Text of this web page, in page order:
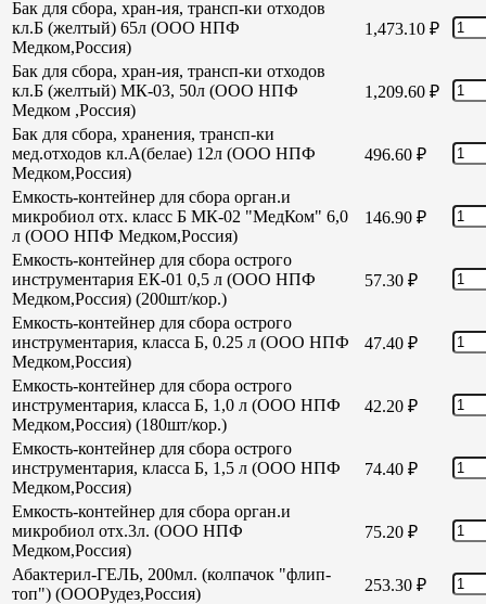
Бак для сбора, хран-ия, трансп-ки отходов
кл.Б (желтый) 65л (ООО НПФ
Медком,Россия)
1,473.10 ₽
Бак для сбора, хран-ия, трансп-ки отходов
кл.Б (желтый) МК-03, 50л (ООО НПФ
Медком ,Россия)
1,209.60 ₽
Бак для сбора, хранения, трансп-ки
мед.отходов кл.А(белае) 12л (ООО НПФ
Медком,Россия)
496.60 ₽
Емкость-контейнер для сбора орган.и
микробиол отх. класс Б МК-02 "МедКом" 6,0
л (ООО НПФ Медком,Россия)
146.90 ₽
Емкость-контейнер для сбора острого
инструментария ЕК-01 0,5 л (ООО НПФ
Медком,Россия) (200шт/кор.)
57.30 ₽
Емкость-контейнер для сбора острого
инструментария, класса Б, 0.25 л (ООО НПФ
Медком,Россия)
47.40 ₽
Емкость-контейнер для сбора острого
инструментария, класса Б, 1,0 л (ООО НПФ
Медком,Россия) (180шт/кор.)
42.20 ₽
Емкость-контейнер для сбора острого
инструментария, класса Б, 1,5 л (ООО НПФ
Медком,Россия)
74.40 ₽
Емкость-контейнер для сбора орган.и
микробиол отх.3л. (ООО НПФ
Медком,Россия)
75.20 ₽
Абактерил-ГЕЛЬ, 200мл. (колпачок "флип-
топ") (ОООРудез,Россия)
253.30 ₽